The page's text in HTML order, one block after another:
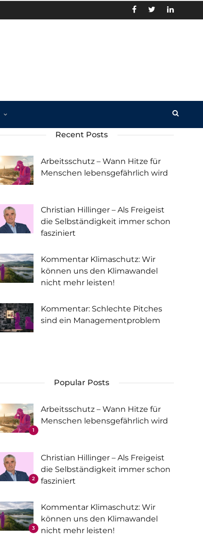
Recent Posts
Arbeitsschutz – Wann Hitze für
Menschen lebensgefährlich wird
Christian Hillinger – Als Freigeist
die Selbständigkeit immer schon
fasziniert
Kommentar Klimaschutz: Wir
können uns den Klimawandel
nicht mehr leisten!
Kommentar: Schlechte Pitches
sind ein Managementproblem
Popular Posts
1
Arbeitsschutz – Wann Hitze für
Menschen lebensgefährlich wird
2
Christian Hillinger – Als Freigeist
die Selbständigkeit immer schon
fasziniert
3
Kommentar Klimaschutz: Wir
können uns den Klimawandel
nicht mehr leisten!